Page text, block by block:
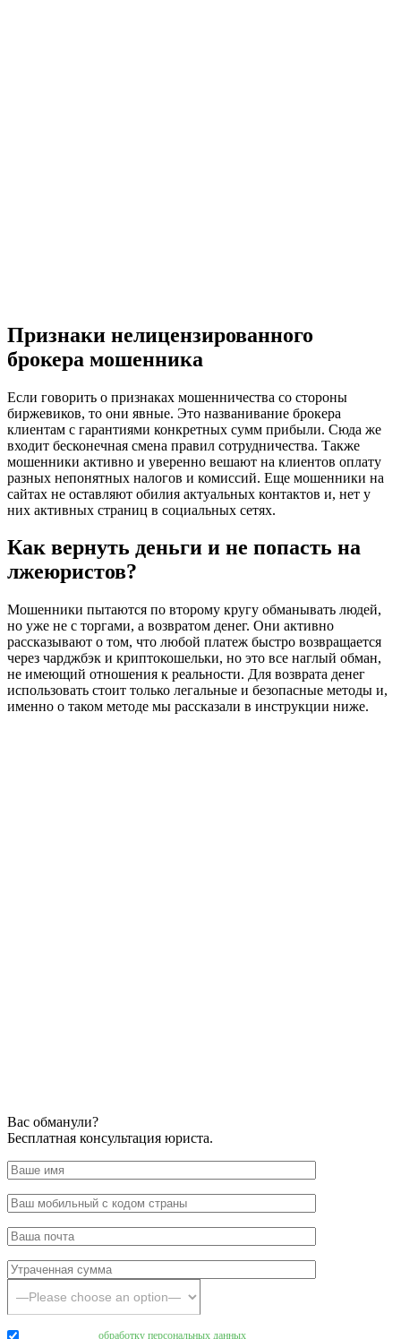
Признаки нелицензированного
брокера мошенника
Если говорить о признаках мошенничества со стороны
биржевиков, то они явные. Это названивание брокера
клиентам с гарантиями конкретных сумм прибыли. Сюда же
входит бесконечная смена правил сотрудничества. Также
мошенники активно и уверенно вешают на клиентов оплату
разных непонятных налогов и комиссий. Еще мошенники на
сайтах не оставляют обилия актуальных контактов и, нет у
них активных страниц в социальных сетях.
Как вернуть деньги и не попасть на
лжеюристов?
Мошенники пытаются по второму кругу обманывать людей,
но уже не с торгами, а возвратом денег. Они активно
рассказывают о том, что любой платеж быстро возвращается
через чарджбэк и криптокошельки, но это все наглый обман,
не имеющий отношения к реальности. Для возврата денег
использовать стоит только легальные и безопасные методы и,
именно о таком методе мы рассказали в инструкции ниже.
Вас обманули?
Бесплатная консультация юриста.
обработку персональных данных